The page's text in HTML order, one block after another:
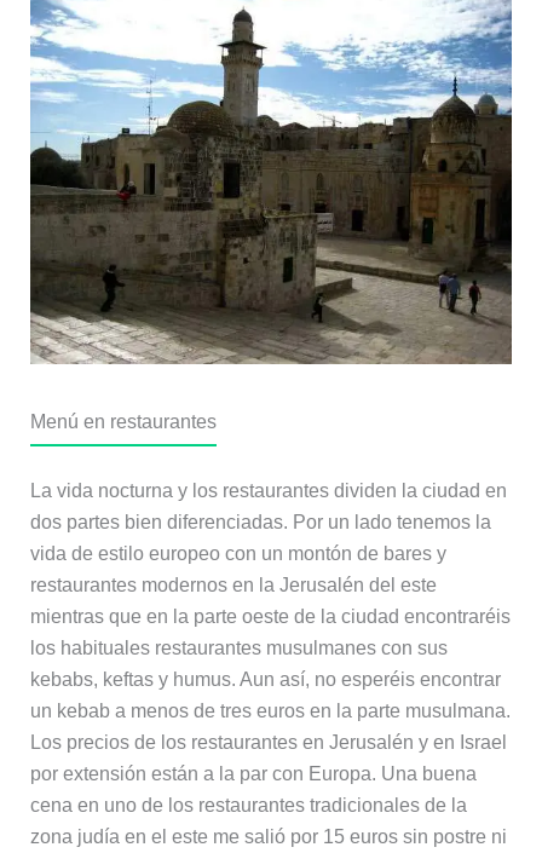
Menú en restaurantes
La vida nocturna y los restaurantes dividen la ciudad en
dos partes bien diferenciadas. Por un lado tenemos la
vida de estilo europeo con un montón de bares y
restaurantes modernos en la Jerusalén del este
mientras que en la parte oeste de la ciudad encontraréis
los habituales restaurantes musulmanes con sus
kebabs, keftas y humus. Aun así, no esperéis encontrar
un kebab a menos de tres euros en la parte musulmana.
Los precios de los restaurantes en Jerusalén y en Israel
por extensión están a la par con Europa. Una buena
cena en uno de los restaurantes tradicionales de la
zona judía en el este me salió por 15 euros sin postre ni